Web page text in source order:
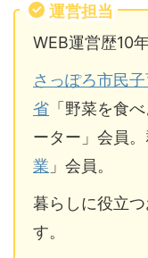
運営担当
WEB運営歴10年
さっぽろ市民
省 「野菜を食
ーター」会員
業 」会員。
暮らしに役立
す。